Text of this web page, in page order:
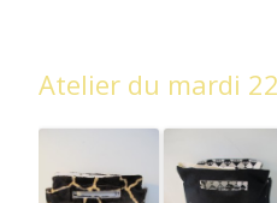
Atelier du mardi